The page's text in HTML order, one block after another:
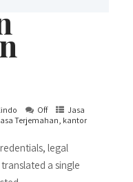
Off
Jasa
Terjemahan, kantor
legal
a single